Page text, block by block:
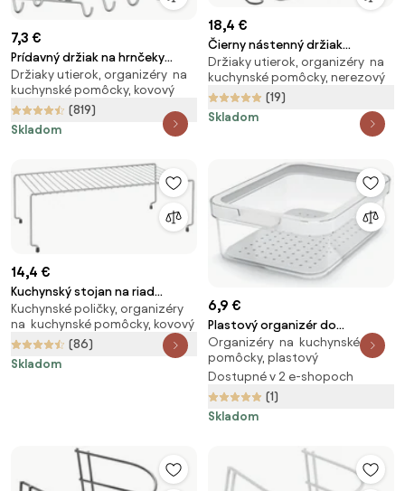
7,3 €
Prídavný držiak na hrnčeky
Metaltex Mugs
Držiaky utierok, organizéry na
kuchynské pomôcky, kovový
(819)
Skladom
18,4 €
Čierny nástenný držiak
pohárov na víno Metaltex Wine
Glass
Držiaky utierok, organizéry na
kuchynské pomôcky, nerezový
(19)
Skladom
14,4 €
Kuchynský stojan na riad
Metaltex
Kuchynské poličky, organizéry
na kuchynské pomôcky, kovový
(86)
Skladom
6,9 €
Plastový organizér do
chladničky Cauma – Rotho
Organizéry na kuchynské
pomôcky, plastový
Dostupné v 2 e-shopoch
(1)
Skladom